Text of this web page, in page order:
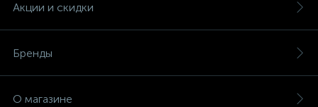
Акции и скидки
Бренды
О магазине